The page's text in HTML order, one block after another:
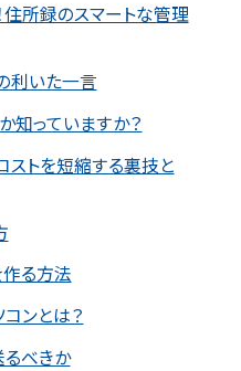
所録のスマートな管理
利いた一言
知っていますか？
トを短縮する裏技と
る方法
ンとは？
べきか